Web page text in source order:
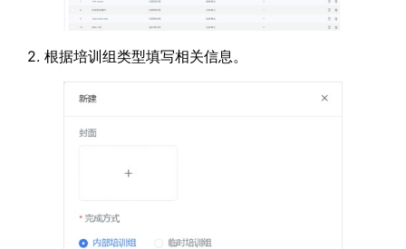
2. 根据培训组类型填写相关信息。